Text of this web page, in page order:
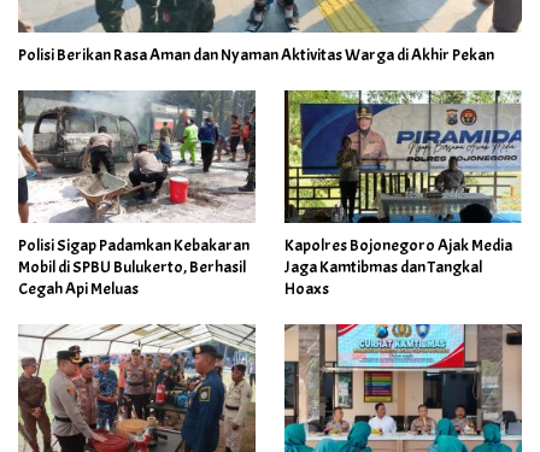
Polisi Berikan Rasa Aman dan Nyaman Aktivitas Warga di Akhir Pekan
Polisi Sigap Padamkan Kebakaran
Mobil di SPBU Bulukerto, Berhasil
Cegah Api Meluas
Kapolres Bojonegoro Ajak Media
Jaga Kamtibmas dan Tangkal
Hoaxs